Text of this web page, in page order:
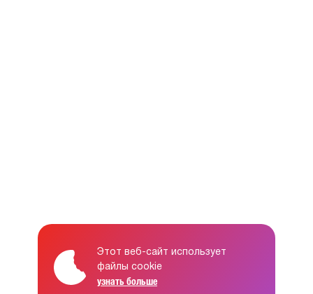
Этот веб-сайт использует
файлы cookie
узнать больше